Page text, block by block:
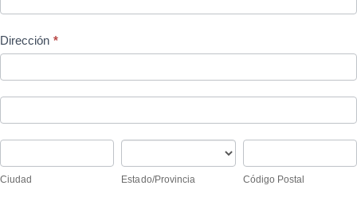
Dirección *
Ciudad Estado/Provincia
Postal
Código Postal